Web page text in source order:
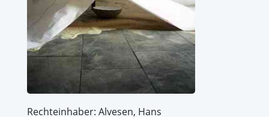
Rechteinhaber: Alvesen, Hans